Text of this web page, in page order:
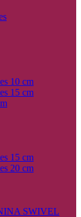
10 cm
15 cm
15 cm
20 cm